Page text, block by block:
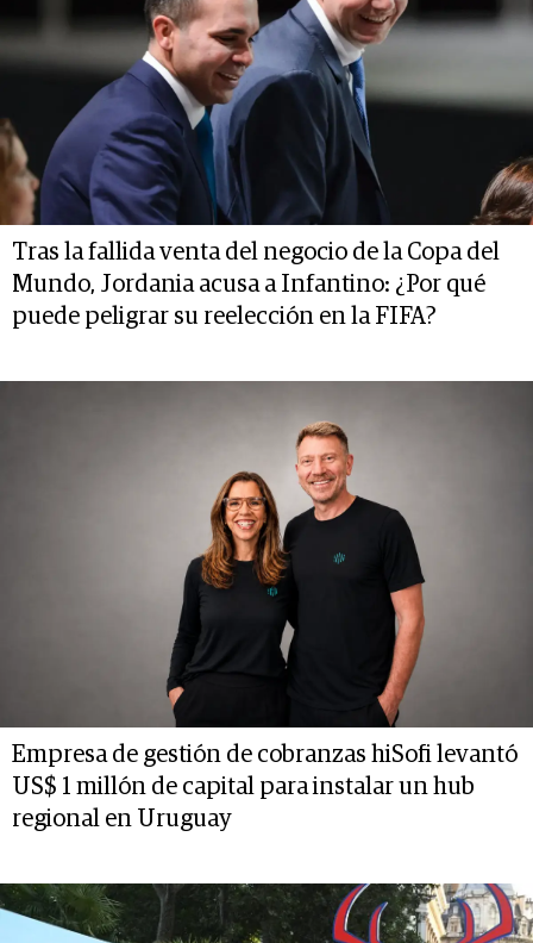
Tras la fallida venta del negocio de la Copa del
Mundo, Jordania acusa a Infantino: ¿Por qué
puede peligrar su reelección en la FIFA?
Empresa de gestión de cobranzas hiSofi levantó
US$ 1 millón de capital para instalar un hub
regional en Uruguay